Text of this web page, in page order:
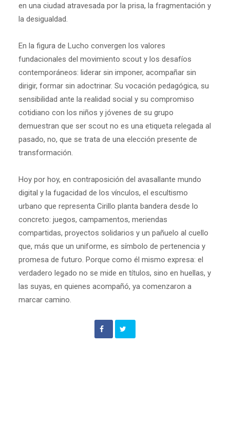
en una ciudad atravesada por la prisa, la fragmentación y
la desigualdad.
En la figura de Lucho convergen los valores
fundacionales del movimiento scout y los desafíos
contemporáneos: liderar sin imponer, acompañar sin
dirigir, formar sin adoctrinar. Su vocación pedagógica, su
sensibilidad ante la realidad social y su compromiso
cotidiano con los niños y jóvenes de su grupo
demuestran que ser scout no es una etiqueta relegada al
pasado, no, que se trata de una elección presente de
transformación.
Hoy por hoy, en contraposición del avasallante mundo
digital y la fugacidad de los vínculos, el escultismo
urbano que representa Cirillo planta bandera desde lo
concreto: juegos, campamentos, meriendas
compartidas, proyectos solidarios y un pañuelo al cuello
que, más que un uniforme, es símbolo de pertenencia y
promesa de futuro. Porque como él mismo expresa: el
verdadero legado no se mide en títulos, sino en huellas, y
las suyas, en quienes acompañó, ya comenzaron a
marcar camino.